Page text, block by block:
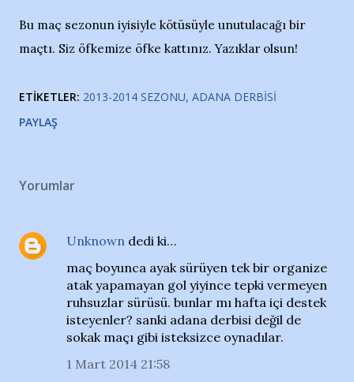
Bu maç sezonun iyisiyle kötüsüyle unutulacağı bir
maçtı. Siz öfkemize öfke kattınız. Yazıklar olsun!
ETIKETLER: 2013-2014 SEZONU ADANA DERBISI
PAYLAŞ
Yorumlar
Unknown dedi ki…
maç boyunca ayak sürüyen tek bir organize
atak yapamayan gol yiyince tepki vermeyen
ruhsuzlar sürüsü. bunlar mı hafta içi destek
isteyenler? sanki adana derbisi değil de
sokak maçı gibi isteksizce oynadılar.
1 Mart 2014 21:58